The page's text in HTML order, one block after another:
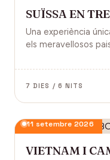
SUÏSSA EN
Una experiència
els meravellosos
gastronomia i molt
7 DIES / 6 NITS
11 setembre 2026
VIETNAM I